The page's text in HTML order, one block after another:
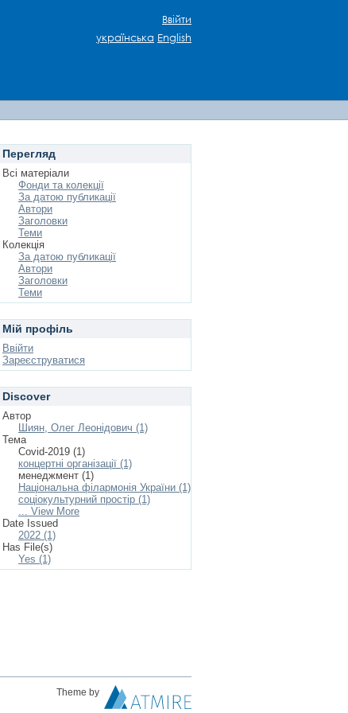
Ввійти
українська English
Перегляд
Всі матеріали
Фонди та колекції
За датою публикації
Автори
Заголовки
Теми
Колекція
За датою публикації
Автори
Заголовки
Теми
Мій профіль
Ввійти
Зареєструватися
Discover
Автор
Шиян, Олег Леонідович (1)
Тема
Covid-2019 (1)
концертні організації (1)
менеджмент (1)
Національна філармонія України (1)
соціокультурний простір (1)
... View More
Date Issued
2022 (1)
Has File(s)
Yes (1)
Theme by